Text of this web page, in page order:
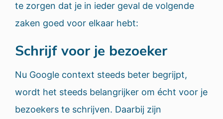
te zorgen dat je in ieder geval de volgende
zaken goed voor elkaar hebt:
Schrijf voor je bezoeker
Nu Google context steeds beter begrijpt,
wordt het steeds belangrijker om écht voor je
bezoekers te schrijven. Daarbij zijn